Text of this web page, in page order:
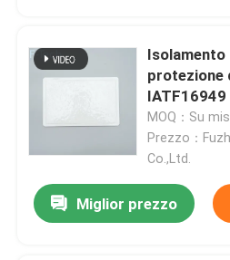
Isolamento
protezione
IATF16949
MOQ：Su
Prezzo：
Co.,Ltd.
Miglior prezzo